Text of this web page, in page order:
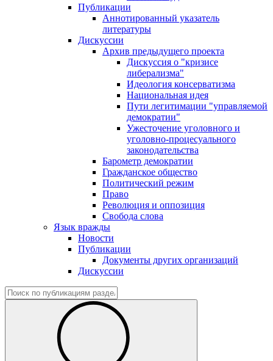
Публикации
Аннотированный указатель
литературы
Дискуссии
Архив предыдущего проекта
Дискуссия о "кризисе
либерализма"
Идеология консерватизма
Национальная идея
Пути легитимации "управляемой
демократии"
Ужесточение уголовного и
уголовно-процесуального
законодательства
Барометр демократии
Гражданское общество
Политический режим
Право
Революция и оппозиция
Свобода слова
Язык вражды
Новости
Публикации
Документы других организаций
Дискуссии